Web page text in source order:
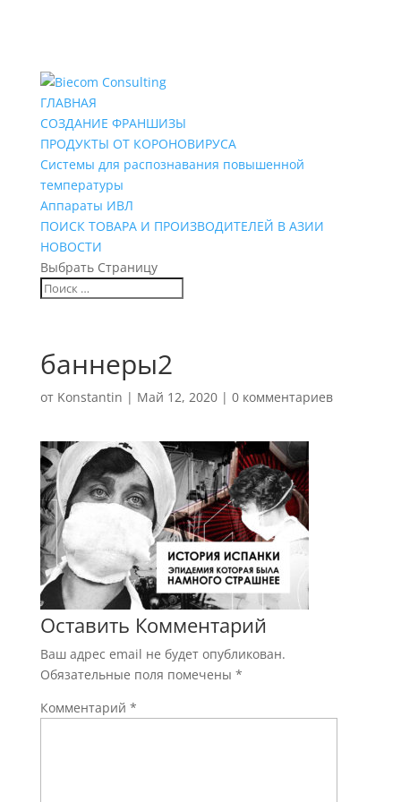
ГЛАВНАЯ
СОЗДАНИЕ ФРАНШИЗЫ
ПРОДУКТЫ ОТ КОРОНОВИРУСА
Системы для распознавания повышенной
температуры
Аппараты ИВЛ
ПОИСК ТОВАРА И ПРОИЗВОДИТЕЛЕЙ В АЗИИ
НОВОСТИ
Выбрать Страницу
баннеры2
от Konstantin | Май 12, 2020| 0 комментариев
Оставить Комментарий
Ваш адрес email не будет опубликован.
Обязательные поля помечены *
Комментарий *